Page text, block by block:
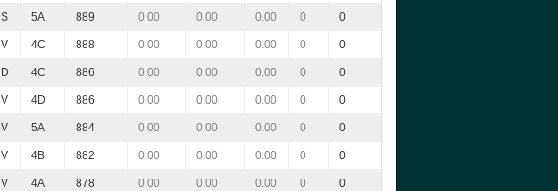
S 5A 889 0.00 0.00 0.00 0 0
V 4C 888 0.00 0.00 0.00 0 0
D 4C 886 0.00 0.00 0.00 0 0
V 4D 886 0.00 0.00 0.00 0 0
V 5A 884 0.00 0.00 0.00 0 0
V 4B 882 0.00 0.00 0.00 0 0
V 4A 878 0.00 0.00 0.00 0 0